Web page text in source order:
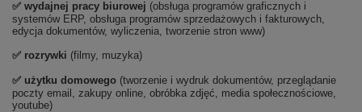
✅ wydajnej pracy biurowej (obsługa programów graficznych i
systemów ERP, obsługa programów sprzedażowych i fakturowych,
edycja dokumentów, wyliczenia, tworzenie stron www)
✅ rozrywki (filmy, muzyka)
✅ użytku domowego (tworzenie i wydruk dokumentów, przeglądanie
poczty email, zakupy online, obróbka zdjęć, media społecznościowe,
youtube)